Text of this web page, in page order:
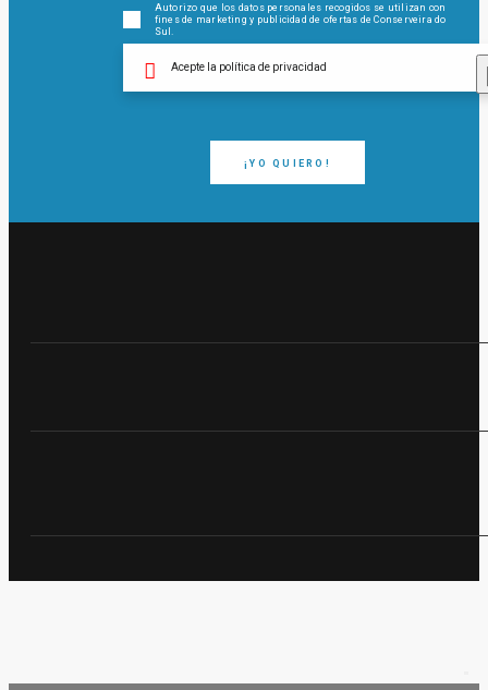
¡YO QUIERO!
Autorizo ​​que los datos personales recogidos se utilizan con
fines de marketing y publicidad de ofertas de Conserveira do
Sul.
Acepte la política de privacidad